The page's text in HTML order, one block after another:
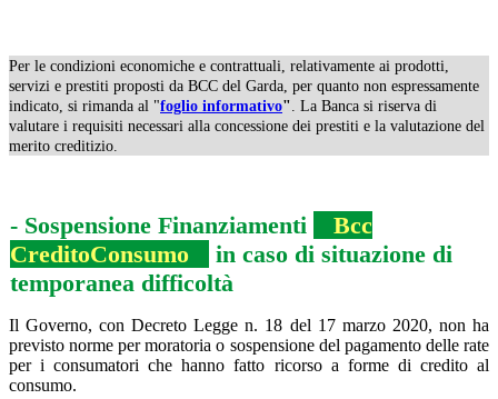
Per le condizioni economiche e contrattuali, relativamente ai prodotti,
servizi e prestiti proposti da BCC del Garda, per quanto non espressamente
indicato, si rimanda al "foglio informativo". La Banca si riserva di
valutare i requisiti necessari alla concessione dei prestiti e la valutazione del
merito creditizio.
- Sospensione Finanziamenti
Bcc
CreditoConsumo
in caso di situazione di
temporanea difficoltà
Il Governo, con Decreto Legge n. 18 del 17 marzo 2020, non ha
previsto norme per moratoria o sospensione del pagamento delle rate
per i consumatori che hanno fatto ricorso a forme di credito al
consumo.